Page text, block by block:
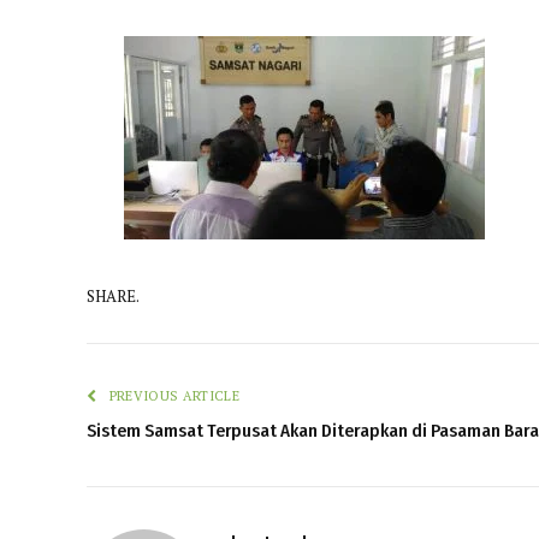
SHARE.
PREVIOUS ARTICLE
Sistem Samsat Terpusat Akan Diterapkan di Pasaman